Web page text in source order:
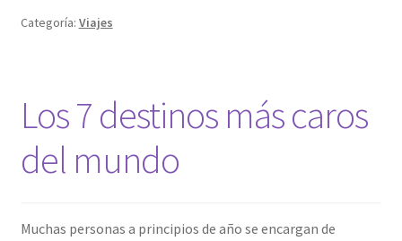
que
Categoría: Viajes
Los 7 destinos más caros
del mundo
Muchas personas a principios de año se encargan de